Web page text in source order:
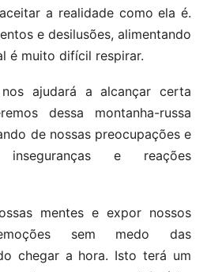
a realidade como ela é.
e desilusões, alimentando
é muito difícil respirar.
ajudará a alcançar certa
dessa montanha-russa
de nossas preocupações e
inseguranças e reações
mentes e expor nossos
sem medo das
chegar a hora. Isto terá um